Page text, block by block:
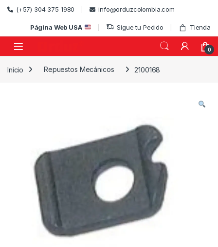
Skip to navigation
Skip to content
(+57) 304 375 1980 info@orduzcolombia.com
Página Web USA Sigue tu Pedido Tienda
0
Inicio Repuestos Mecánicos 2100168